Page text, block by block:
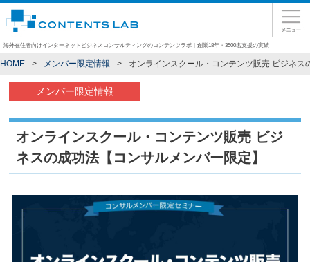
海外在住者向けインターネットビジネスコンサルティングのコンテンツラボ｜創業18年・3500名支援の実績
HOME メンバー限定情報 オンラインスクール・コンテンツ販売 ビジネ
メンバー限定情報
オンラインスクール・コンテンツ販売 ビジ
ネスの成功法【コンサルメンバー限定】